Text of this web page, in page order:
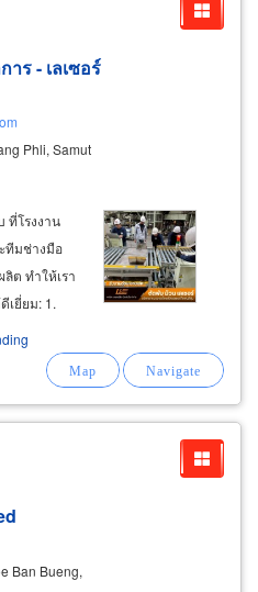
ร - เลเซอร์
Phli, Samut
ที่โรงงาน
ทีมช่างมือ
ต ทำให้เรา
เยี่ยม: 1.
- 30 มม.), ส
Ban Bueng,